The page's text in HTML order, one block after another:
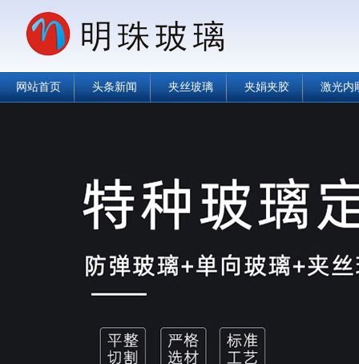
网站首页 头条新闻 夹丝玻璃 夹娟夹胶 激光内